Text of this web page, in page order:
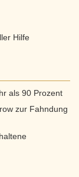
Hilfe
als 90 Prozent
zur Fahndung